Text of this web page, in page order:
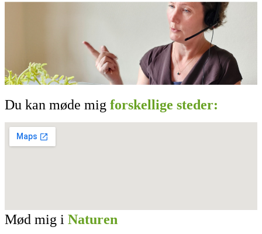
Du kan møde mig forskellige steder:
Mød mig i Naturen